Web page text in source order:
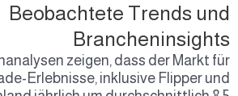
Beobachtete Trends und
Brancheninsights
zeigen, dass der Markt für
Erlebnisse, inklusive Flipper und